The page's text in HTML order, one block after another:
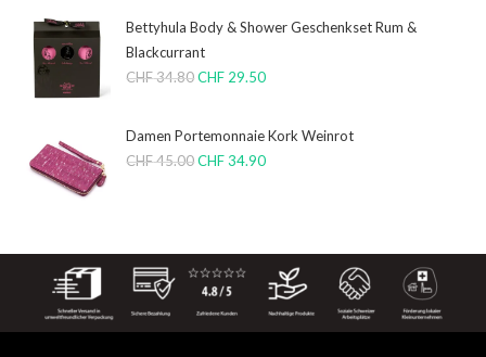
Bettyhula Body & Shower Geschenkset Rum &
Blackcurrant
CHF34.80 CHF 29.50
Damen Portemonnaie Kork Weinrot
CHF45.00 CHF34.90